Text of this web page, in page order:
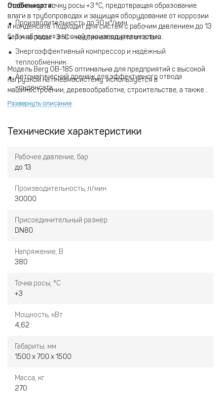
стабильную точку росы +3 °C, предотвращая образование
влаги в трубопроводах и защищая оборудование от коррозии
и конденсата. Подходит для систем с рабочим давлением до 13
бар и обладает высокой производительностью.
Особенности:
Производительность до 30 м³/мин.
Точка росы +3 °C – надежная защита от влаги.
Энергоэффективный компрессор и надёжный
теплообменник.
Автоматический дренаж для эффективного отвода
конденсата.
Устойчивость к перепадам температур и давлений.
Модель Berg ОВ-185 оптимальна для предприятий с высокой
нагрузкой на пневмосистему: используется в
машиностроении, деревообработке, строительстве, а также
других отраслях, где требуется стабильная и сухая подача
Развернуть описание
Технические характеристики
Рабочее давление, бар
до 13
Производительность, л/мин
30000
Присоединительный размер
DN80
Напряжение, В
380
Точка росы, °С
+3
Мощность, кВт
4,62
Габариты, мм
1500 х 700 х 1500
Масса, кг
270